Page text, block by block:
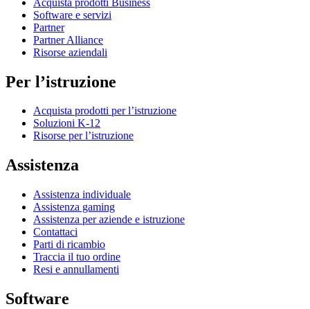
Software e servizi
Partner
Partner Alliance
Risorse aziendali
Per l’istruzione
Acquista prodotti per l’istruzione
Soluzioni K-12
Risorse per l’istruzione
Assistenza
Assistenza individuale
Assistenza gaming
Assistenza per aziende e istruzione
Contattaci
Parti di ricambio
Traccia il tuo ordine
Resi e annullamenti
Software